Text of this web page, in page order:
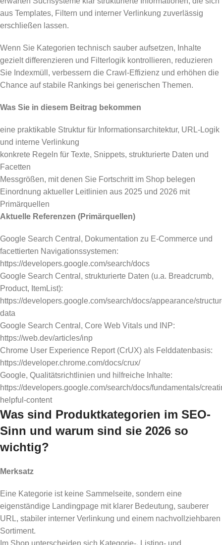
aus Templates, Filtern und interner Verlinkung zuverlässig
erschließen lassen.
Wenn Sie Kategorien technisch sauber aufsetzen, Inhalte
gezielt differenzieren und Filterlogik kontrollieren, reduzieren
Sie Indexmüll, verbessern die Crawl-Effizienz und erhöhen die
Chance auf stabile Rankings bei generischen Themen.
Was Sie in diesem Beitrag bekommen
eine praktikable Struktur für Informationsarchitektur, URL-Logik
und interne Verlinkung
konkrete Regeln für Texte, Snippets, strukturierte Daten und
Facetten
Messgrößen, mit denen Sie Fortschritt im Shop belegen
Einordnung aktueller Leitlinien aus 2025 und 2026 mit
Primärquellen
Aktuelle Referenzen (Primärquellen)
Google Search Central, Dokumentation zu E-Commerce und
facettierten Navigationssystemen:
https://developers.google.com/search/docs
Google Search Central, strukturierte Daten (u.a. Breadcrumb,
Product, ItemList):
https://developers.google.com/search/docs/appearance/
data
Google Search Central, Core Web Vitals und INP:
https://web.dev/articles/inp
Chrome User Experience Report (CrUX) als Felddatenbasis:
https://developer.chrome.com/docs/crux/
Google, Qualitätsrichtlinien und hilfreiche Inhalte:
https://developers.google.com/search/docs/fundamentals/
helpful-content
Was sind Produktkategorien im SEO-
Sinn und warum sind sie 2026 so
wichtig?
Merksatz
Eine Kategorie ist keine Sammelseite, sondern eine
eigenständige Landingpage mit klarer Bedeutung, sauberer
URL, stabiler interner Verlinkung und einem nachvollziehbaren
Sortiment.
Im Shop unterscheiden sich Kategorie-, Listing- und